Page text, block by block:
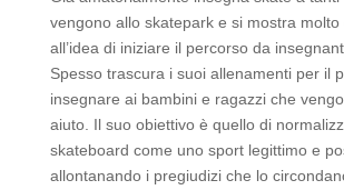
vengono allo skatepark e si mostra molto
all’idea di iniziare il percorso da
Spesso trascura i suoi allenamenti per il
insegnare ai bambini e ragazzi che
aiuto. Il suo obiettivo è quello di
skateboard come uno sport legittimo e
allontanando i pregiudizi che lo